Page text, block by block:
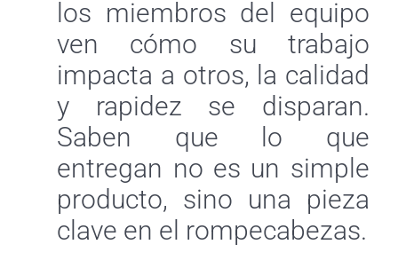
los miembros del equipo
ven cómo su trabajo
impacta a otros, la calidad
y rapidez se disparan.
Saben que lo que
entregan no es un simple
producto, sino una pieza
clave en el rompecabezas.